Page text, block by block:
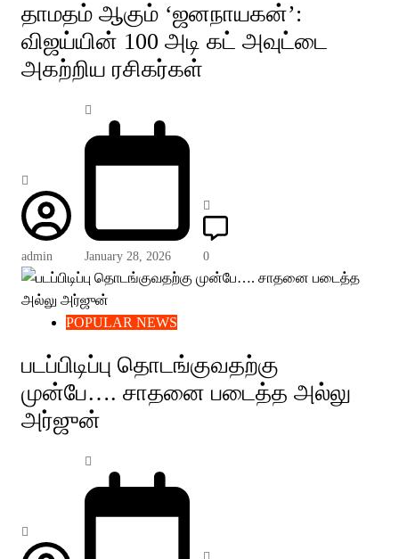
தாமதம் ஆகும் ‘ஜனநாயகன்’:
விஜய்யின் 100 அடி கட் அவுட்டை
அகற்றிய ரசிகர்கள்
admin January 28, 2026 0
POPULAR NEWS
படப்பிடிப்பு தொடங்குவதற்கு
முன்பே…. சாதனை படைத்த அல்லு
அர்ஜுன்